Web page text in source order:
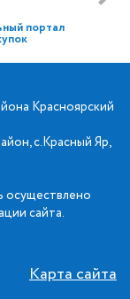
портал
Красноярский
с.Красный Яр,
осуществлено
сайта.
Карта сайта